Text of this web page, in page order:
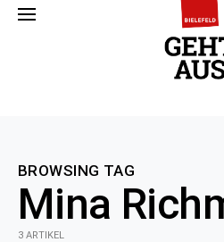
BROWSING TAG
Mina
3 ARTIKEL